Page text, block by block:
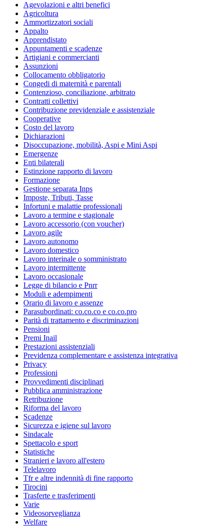
Agevolazioni e altri benefici
Agricoltura
Ammortizzatori sociali
Appalto
Apprendistato
Appuntamenti e scadenze
Artigiani e commercianti
Assunzioni
Collocamento obbligatorio
Congedi di maternità e parentali
Contenzioso, conciliazione, arbitrato
Contratti collettivi
Contribuzione previdenziale e assistenziale
Cooperative
Costo del lavoro
Dichiarazioni
Disoccupazione, mobilità, Aspi e Mini Aspi
Emergenze
Enti bilaterali
Estinzione rapporto di lavoro
Formazione
Gestione separata Inps
Imposte, Tributi, Tasse
Infortuni e malattie professionali
Lavoro a termine e stagionale
Lavoro accessorio (con voucher)
Lavoro agile
Lavoro autonomo
Lavoro domestico
Lavoro interinale o somministrato
Lavoro intermittente
Lavoro occasionale
Legge di bilancio e Pnrr
Moduli e adempimenti
Orario di lavoro e assenze
Parasubordinati: co.co.co e co.co.pro
Parità di trattamento e discriminazioni
Pensioni
Premi Inail
Prestazioni assistenziali
Previdenza complementare e assistenza integrativa
Privacy
Professioni
Provvedimenti disciplinari
Pubblica amministrazione
Retribuzione
Riforma del lavoro
Scadenze
Sicurezza e igiene sul lavoro
Sindacale
Spettacolo e sport
Statistiche
Stranieri e lavoro all'estero
Telelavoro
Tfr e altre indennità di fine rapporto
Tirocini
Trasferte e trasferimenti
Varie
Videosorveglianza
Welfare